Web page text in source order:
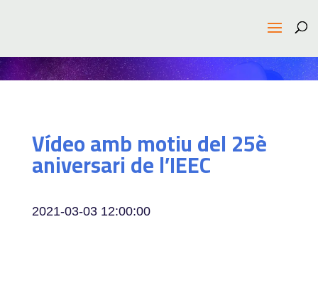
Vídeo amb motiu del 25è
aniversari de l’IEEC
2021-03-03 12:00:00